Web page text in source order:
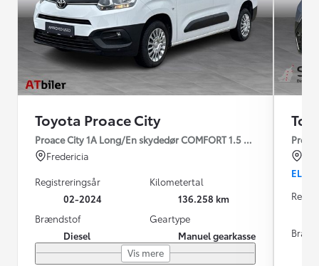
Toyota Proace City
Proace City 1A Long/En skydedør COMFORT 1.5 diesel 102hk
Fredericia
Registreringsår
02-2024
Kilometertal
136.258 km
Brændstof
Diesel
Geartype
Manuel gearkasse
Vis mere
EL